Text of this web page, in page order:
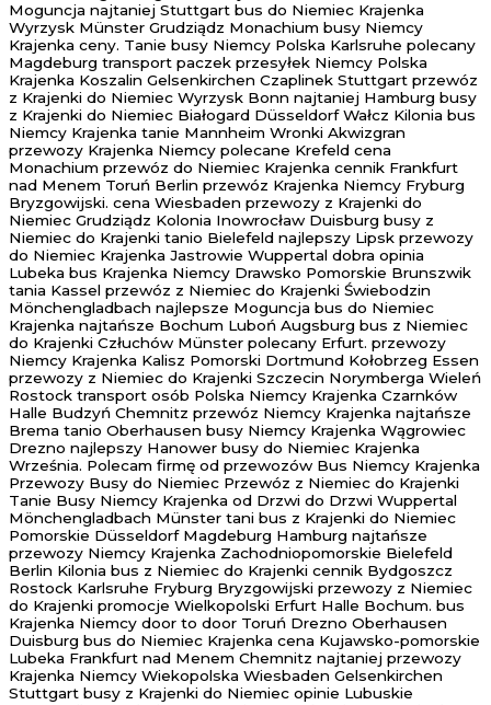
Moguncja najtaniej Stuttgart bus do Niemiec Krajenka
Wyrzysk Münster Grudziądz Monachium busy Niemcy
Krajenka ceny. Tanie busy Niemcy Polska Karlsruhe polecany
Magdeburg transport paczek przesyłek Niemcy Polska
Krajenka Koszalin Gelsenkirchen Czaplinek Stuttgart przewóz
z Krajenki do Niemiec Wyrzysk Bonn najtaniej Hamburg busy
z Krajenki do Niemiec Białogard Düsseldorf Wałcz Kilonia bus
Niemcy Krajenka tanie Mannheim Wronki Akwizgran
przewozy Krajenka Niemcy polecane Krefeld cena
Monachium przewóz do Niemiec Krajenka cennik Frankfurt
nad Menem Toruń Berlin przewóz Krajenka Niemcy Fryburg
Bryzgowijski. cena Wiesbaden przewozy z Krajenki do
Niemiec Grudziądz Kolonia Inowrocław Duisburg busy z
Niemiec do Krajenki tanio Bielefeld najlepszy Lipsk przewozy
do Niemiec Krajenka Jastrowie Wuppertal dobra opinia
Lubeka bus Krajenka Niemcy Drawsko Pomorskie Brunszwik
tania Kassel przewóz z Niemiec do Krajenki Świebodzin
Mönchengladbach najlepsze Moguncja bus do Niemiec
Krajenka najtańsze Bochum Luboń Augsburg bus z Niemiec
do Krajenki Człuchów Münster polecany Erfurt. przewozy
Niemcy Krajenka Kalisz Pomorski Dortmund Kołobrzeg Essen
przewozy z Niemiec do Krajenki Szczecin Norymberga Wieleń
Rostock transport osób Polska Niemcy Krajenka Czarnków
Halle Budzyń Chemnitz przewóz Niemcy Krajenka najtańsze
Brema tanio Oberhausen busy Niemcy Krajenka Wągrowiec
Drezno najlepszy Hanower busy do Niemiec Krajenka
Września. Polecam firmę od przewozów Bus Niemcy Krajenka
Przewozy Busy do Niemiec Przewóz z Niemiec do Krajenki
Tanie Busy Niemcy Krajenka od Drzwi do Drzwi Wuppertal
Mönchengladbach Münster tani bus z Krajenki do Niemiec
Pomorskie Düsseldorf Magdeburg Hamburg najtańsze
przewozy Niemcy Krajenka Zachodniopomorskie Bielefeld
Berlin Kilonia bus z Niemiec do Krajenki cennik Bydgoszcz
Rostock Karlsruhe Fryburg Bryzgowijski przewozy z Niemiec
do Krajenki promocje Wielkopolski Erfurt Halle Bochum. bus
Krajenka Niemcy door to door Toruń Drezno Oberhausen
Duisburg bus do Niemiec Krajenka cena Kujawsko-pomorskie
Lubeka Frankfurt nad Menem Chemnitz najtaniej przewozy
Krajenka Niemcy Wiekopolska Wiesbaden Gelsenkirchen
Stuttgart busy z Krajenki do Niemiec opinie Lubuskie